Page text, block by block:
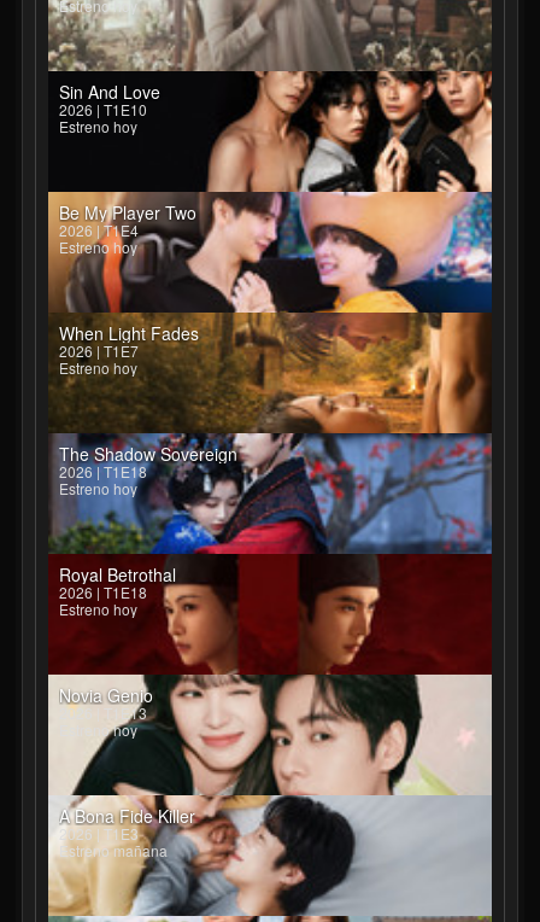
Estreno hoy
Sin And Love
2026 | T1E10
Estreno hoy
Be My Player Two
2026 | T1E4
Estreno hoy
When Light Fades
2026 | T1E7
Estreno hoy
The Shadow Sovereign
2026 | T1E18
Estreno hoy
Royal Betrothal
2026 | T1E18
Estreno hoy
Novia Genio
2026 | T1E13
Estreno hoy
A Bona Fide Killer
2026 | T1E3
Estreno mañana